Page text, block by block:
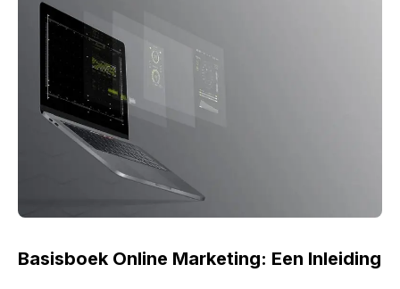
Basisboek Online Marketing: Een Inleiding